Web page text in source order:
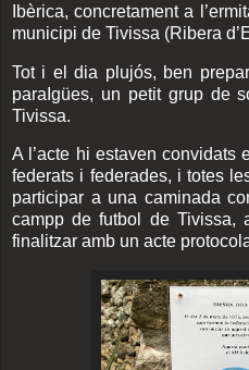
Ibèrica, concretament a
municipi de Tivissa (Ribera
Tot i el dia plujós, ben
paraIgües, un petit grup de
Tivissa.
A l’acte hi estaven convidats
federats i federades, i totes
participar a una caminada
campp de futbol de Tivissa,
finalitzar amb un acte